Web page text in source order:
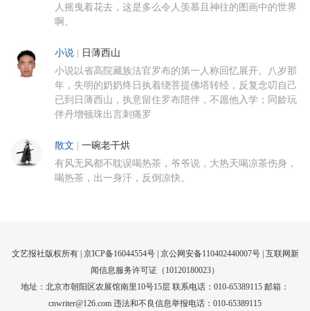
人摇曳着花去，这是多么令人羡慕且神往的图画中的世界
啊。
小说 日薄西山
小说以省高院藏族法官罗布的第一人称回忆展开。八岁那
年，失明的奶奶终日执着绕菩提佛塔转经，反复念叨自己
已到日薄西山，执意留住罗布陪伴，不愿他入学；同龄玩
伴丹增顿珠出言刺痛罗
散文 一碗老干烘
有风无风都不耽误喝热茶，爷爷说，大热天喝凉茶伤身，
喝热茶，出一身汗，反倒凉快。
文艺报社版权所有 | 京ICP备16044554号| 京公网安备110402440007号 | 互联网新
闻信息服务许可证（10120180023）
地址：北京市朝阳区农展馆南里10号15层 联系电话：010-65389115 邮箱：
cnwriter@126.com 违法和不良信息举报电话：010-65389115